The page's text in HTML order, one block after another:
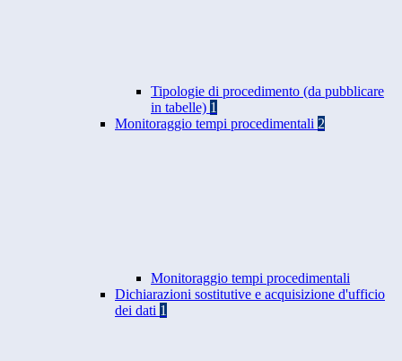
Tipologie di procedimento (da pubblicare
in tabelle) 1
Monitoraggio tempi procedimentali 2
Monitoraggio tempi procedimentali
Dichiarazioni sostitutive e acquisizione d'ufficio
dei dati 1